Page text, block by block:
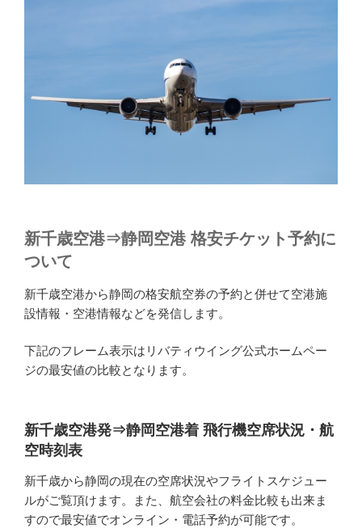
新千歳空港⇒静岡空港 格安チケット予約に
ついて
新千歳空港から静岡の格安航空券の予約と併せて空港施
設情報・空港情報などを発信します。
下記のフレーム表示はリバティウイング公式ホームペー
ジの最安値の比較となります。
新千歳空港発⇒静岡空港着 飛行機空席状況・航
空時刻表
新千歳から静岡の現在の空席状況やフライトスケジュー
ルがご覧頂けます。また、航空会社の料金比較も出来ま
すので最安値でオンライン・電話予約が可能です。